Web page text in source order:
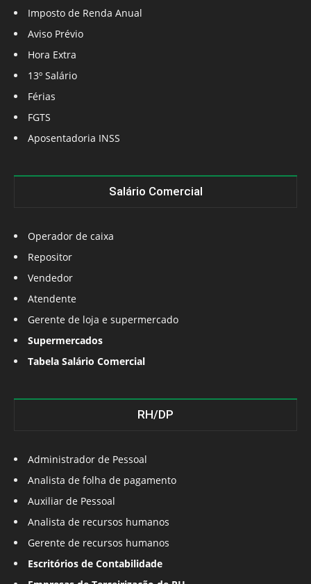
Imposto de Renda Anual
Aviso Prévio
Hora Extra
13º Salário
Férias
FGTS
Aposentadoria INSS
Salário Comercial
Operador de caixa
Repositor
Vendedor
Atendente
Gerente de loja e supermercado
Supermercados
Tabela Salário Comercial
RH/DP
Administrador de Pessoal
Analista de folha de pagamento
Auxiliar de Pessoal
Analista de recursos humanos
Gerente de recursos humanos
Escritórios de Contabilidade